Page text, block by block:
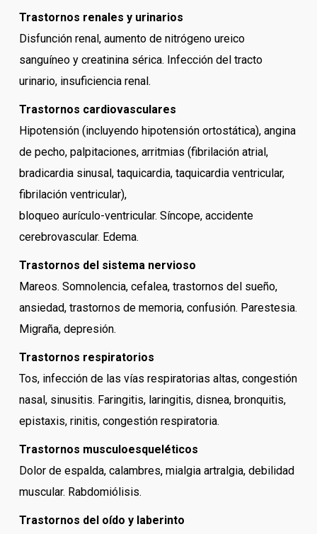
Trastornos renales y urinarios
Disfunción renal, aumento de nitrógeno ureico
sanguíneo y creatinina sérica. Infección del tracto
urinario, insuficiencia renal.
Trastornos cardiovasculares
Hipotensión (incluyendo hipotensión ortostática), angina
de pecho, palpitaciones, arritmias (fibrilación atrial,
bradicardia sinusal, taquicardia, taquicardia ventricular,
fibrilación ventricular),
bloqueo aurículo-ventricular. Síncope, accidente
cerebrovascular. Edema.
Trastornos del sistema nervioso
Mareos. Somnolencia, cefalea, trastornos del sueño,
ansiedad, trastornos de memoria, confusión. Parestesia.
Migraña, depresión.
Trastornos respiratorios
Tos, infección de las vías respiratorias altas, congestión
nasal, sinusitis. Faringitis, laringitis, disnea, bronquitis,
epistaxis, rinitis, congestión respiratoria.
Trastornos musculoesqueléticos
Dolor de espalda, calambres, mialgia artralgia, debilidad
muscular. Rabdomiólisis.
Trastornos del oído y laberinto